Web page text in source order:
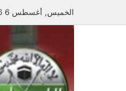
الخميس, أغسطس 6 2026